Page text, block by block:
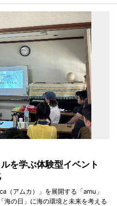
を学ぶ体験型イベント
（アムカ）」を展開する「amu」
海の日」に海の環境と未来を考える